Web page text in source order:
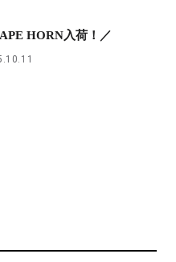
HORN入荷！／